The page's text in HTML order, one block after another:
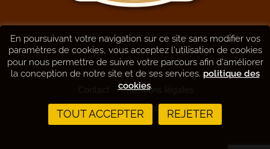
Contact
Mentions légales
Informations sur les cookies
En poursuivant votre navigation sur ce site sans modifier vos
paramètres de cookies, vous acceptez l'utilisation de cookies
pour nous permettre de suivre votre parcours afin d'améliorer
la conception de notre site et de ses services. politique des
cookies.
TOUT ACCEPTER REJETER